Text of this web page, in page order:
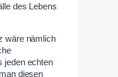
des Lebens
wäre nämlich
jeden echten
diesen